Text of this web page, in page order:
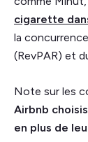
cigarette
la
(RevPAR) et
Note sur les
Airbnb
en plus de